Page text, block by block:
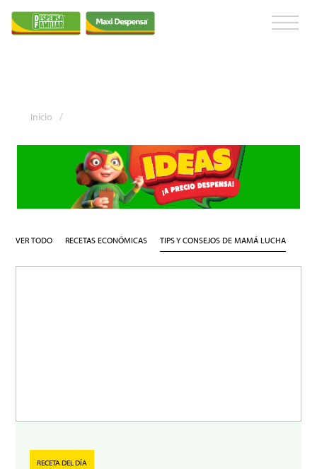
Inicio /
VER TODO RECETAS ECONÓMICAS TIPS Y CONSEJOS DE MAMÁ LUCHA
RECETA DEL DÍA